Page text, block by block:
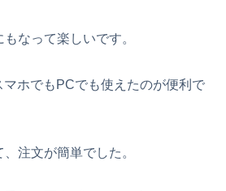
なって楽しいです。
ホでもPCでも使えたのが便利で
注文が簡単でした。